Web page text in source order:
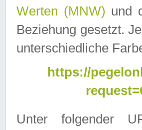
Werten (MNW) und
Beziehung gesetzt.
unterschiedliche
https://
Unter folgender